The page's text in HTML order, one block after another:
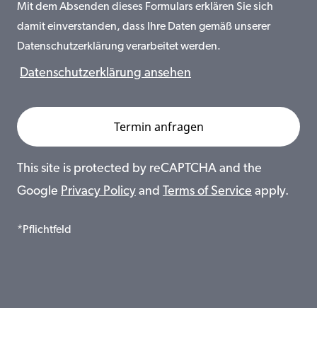
Mit dem Absenden dieses Formulars erklären Sie sich
damit einverstanden, dass Ihre Daten gemäß unserer
Datenschutzerklärung verarbeitet werden.
Datenschutzerklärung ansehen
This site is protected by reCAPTCHA and the
Google Privacy Policy and Terms of Service apply.
*Pflichtfeld